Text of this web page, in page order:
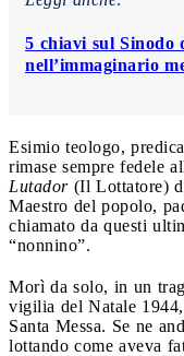
5 chiavi sul Sinodo
nell’immaginario
Esimio teologo,
rimase sempre fedele
Lutador(Il Lottatore)
Maestro del popolo,
chiamato da questi
“nonnino”.
Morì da solo, in un
vigilia del Natale
Santa Messa. Se ne
lottando come aveva